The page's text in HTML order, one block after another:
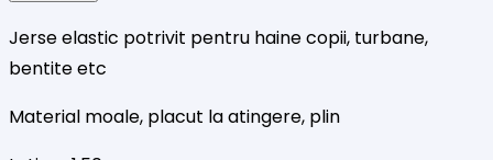
Jerse elastic potrivit pentru haine copii, turbane,
bentite etc
Material moale, placut la atingere, plin